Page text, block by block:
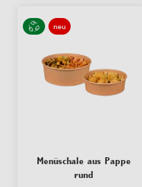
neu
Menüschale aus Pappe
rund